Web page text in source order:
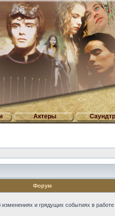
Актеры
Форум
и грядущих событиях в